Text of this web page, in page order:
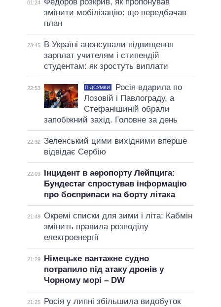
01:24
Федоров розкрив, як пропонував
змінити мобілізацію: що передбачав
план
23:45
В Україні анонсували підвищення
зарплат учителям і стипендій
студентам: як зростуть виплати
22:53 ПІДСУМКИ
Росія вдарила по
Лозовій і Павлограду, а
Стефанішиній обрали
запобіжний захід. Головне за день
22:32 Зеленський цими вихідними вперше
відвідає Сербію
22:03
Інцидент в аеропорту Лейпцига:
Бундестаг спростував інформацію
про боєприпаси на борту літака
21:49 Окремі списки для зими і літа: Кабмін
змінить правила розподілу
електроенергії
21:29
Німецьке вантажне судно
потрапило під атаку дронів у
Чорному морі – DW
21:25
Росія у липні збільшила видобуток